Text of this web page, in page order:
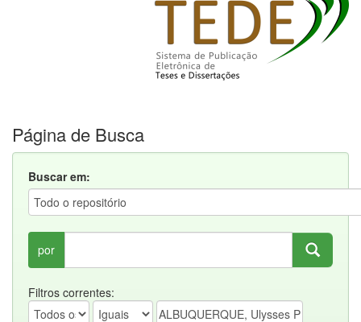
Página de Busca
Buscar em:
por
Filtros correntes: